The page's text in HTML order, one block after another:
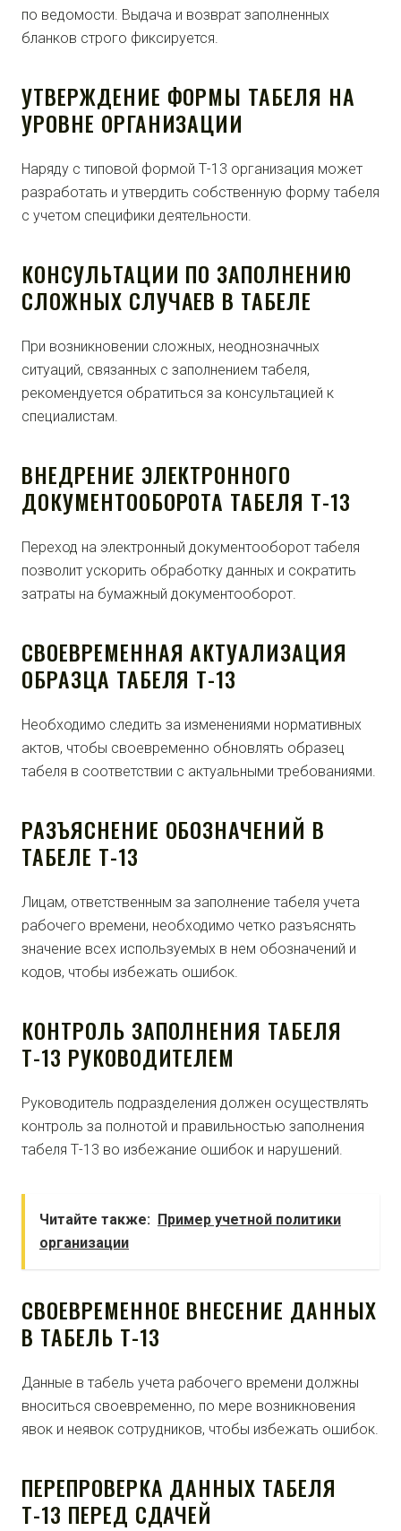
по ведомости. Выдача и возврат заполненных
бланков строго фиксируется.
УТВЕРЖДЕНИЕ ФОРМЫ ТАБЕЛЯ НА
УРОВНЕ ОРГАНИЗАЦИИ
Наряду с типовой формой Т-13 организация может
разработать и утвердить собственную форму табеля
с учетом специфики деятельности.
КОНСУЛЬТАЦИИ ПО ЗАПОЛНЕНИЮ
СЛОЖНЫХ СЛУЧАЕВ В ТАБЕЛЕ
При возникновении сложных, неоднозначных
ситуаций, связанных с заполнением табеля,
рекомендуется обратиться за консультацией к
специалистам.
ВНЕДРЕНИЕ ЭЛЕКТРОННОГО
ДОКУМЕНТООБОРОТА ТАБЕЛЯ Т-13
Переход на электронный документооборот табеля
позволит ускорить обработку данных и сократить
затраты на бумажный документооборот.
СВОЕВРЕМЕННАЯ АКТУАЛИЗАЦИЯ
ОБРАЗЦА ТАБЕЛЯ Т-13
Необходимо следить за изменениями нормативных
актов, чтобы своевременно обновлять образец
табеля в соответствии с актуальными требованиями.
РАЗЪЯСНЕНИЕ ОБОЗНАЧЕНИЙ В
ТАБЕЛЕ Т-13
Лицам, ответственным за заполнение табеля учета
рабочего времени, необходимо четко разъяснять
значение всех используемых в нем обозначений и
кодов, чтобы избежать ошибок.
КОНТРОЛЬ ЗАПОЛНЕНИЯ ТАБЕЛЯ
Т-13 РУКОВОДИТЕЛЕМ
Руководитель подразделения должен осуществлять
контроль за полнотой и правильностью заполнения
табеля Т-13 во избежание ошибок и нарушений.
Читайте также: Пример учетной политики
организации
СВОЕВРЕМЕННОЕ ВНЕСЕНИЕ ДАННЫХ
В ТАБЕЛЬ Т-13
Данные в табель учета рабочего времени должны
вноситься своевременно, по мере возникновения
явок и неявок сотрудников, чтобы избежать ошибок.
ПЕРЕПРОВЕРКА ДАННЫХ ТАБЕЛЯ
Т-13 ПЕРЕД СДАЧЕЙ